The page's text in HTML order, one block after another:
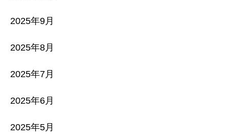
2025年9月
2025年8月
2025年7月
2025年6月
2025年5月